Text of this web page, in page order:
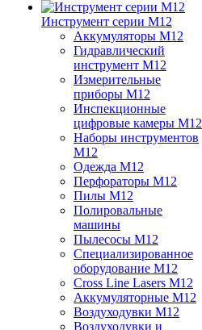
Инструмент серии M12
Аккумуляторы M12
Гидравлический
инструмент M12
Измерительные
приборы M12
Инспекционные
цифровые камеры M12
Наборы инструментов
M12
Одежда M12
Перфораторы M12
Пилы M12
Полировальные
машины
Пылесосы M12
Специализированное
оборудование M12
Cross Line Lasers M12
Аккумуляторные M12
Воздуходувки M12
Воздуходувки и